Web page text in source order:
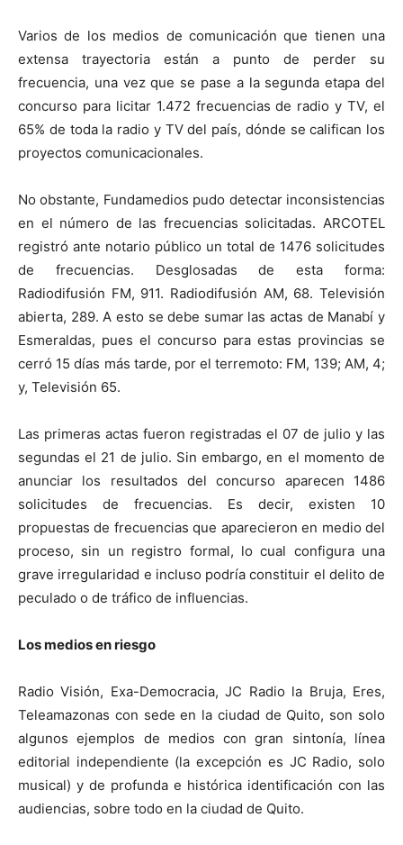
Varios de los medios de comunicación que tienen una
extensa trayectoria están a punto de perder su
frecuencia, una vez que se pase a la segunda etapa del
concurso para licitar 1.472 frecuencias de radio y TV, el
65% de toda la radio y TV del país, dónde se califican los
proyectos comunicacionales.
No obstante, Fundamedios pudo detectar inconsistencias
en el número de las frecuencias solicitadas. ARCOTEL
registró ante notario público un total de 1476 solicitudes
de frecuencias. Desglosadas de esta forma:
Radiodifusión FM, 911. Radiodifusión AM, 68. Televisión
abierta, 289. A esto se debe sumar las actas de Manabí y
Esmeraldas, pues el concurso para estas provincias se
cerró 15 días más tarde, por el terremoto: FM, 139; AM, 4;
y, Televisión 65.
Las primeras actas fueron registradas el 07 de julio y las
segundas el 21 de julio. Sin embargo, en el momento de
anunciar los resultados del concurso aparecen 1486
solicitudes de frecuencias. Es decir, existen 10
propuestas de frecuencias que aparecieron en medio del
proceso, sin un registro formal, lo cual configura una
grave irregularidad e incluso podría constituir el delito de
peculado o de tráfico de influencias.
Los medios en riesgo
Radio Visión, Exa-Democracia, JC Radio la Bruja, Eres,
Teleamazonas con sede en la ciudad de Quito, son solo
algunos ejemplos de medios con gran sintonía, línea
editorial independiente (la excepción es JC Radio, solo
musical) y de profunda e histórica identificación con las
audiencias, sobre todo en la ciudad de Quito.